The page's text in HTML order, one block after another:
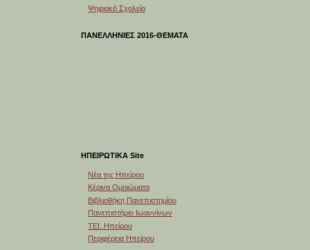
Ψηφιακό Σχολείο
ΠΑΝΕΛΛΗΝΙΕΣ 2016-ΘΕΜΑΤΑ
ΗΠΕΙΡΩΤΙΚΑ Site
Νέα της Ηπείρου
Κέρινα Ομοιώματα
Βιβλιοθήκη Πανεπιστημίου
Πανεπιστήμιο Ιωαννίνων
ΤΕΙ..Ηπείρου
Περιφέρεια Ηπείρου